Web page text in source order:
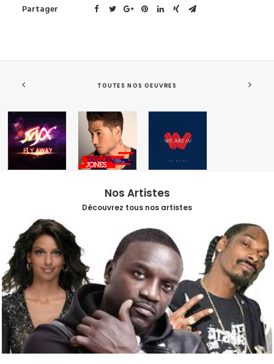
Partager
TOUTES NOS OEUVRES
Nos Artistes
Découvrez tous nos artistes